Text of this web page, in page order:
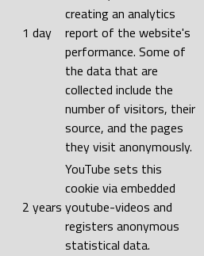
1 day
creating an analytics
report of the website's
performance. Some of
the data that are
collected include the
number of visitors, their
source, and the pages
they visit anonymously.
2 years
YouTube sets this
cookie via embedded
youtube-videos and
registers anonymous
statistical data.